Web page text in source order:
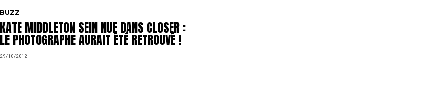
BUZZ
KATE MIDDLETON SEIN NUE DANS CLOSER :
LE PHOTOGRAPHE AURAIT ÉTÉ RETROUVÉ !
29/10/2012